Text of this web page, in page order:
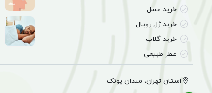
خرید عسل
خرید ژل رویال
خرید گلاب
عطر طبیعی
استان تهران، میدان پونک